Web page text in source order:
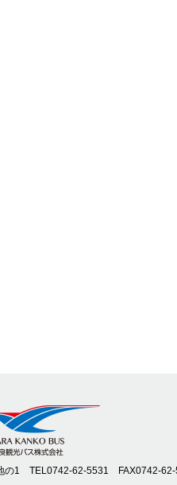
の1 TEL0742-62-5531 FAX0742-